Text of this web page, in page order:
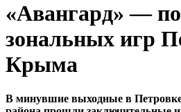
«Авангард» —
зональных игр
Крыма
В минувшие выходные в Петровке